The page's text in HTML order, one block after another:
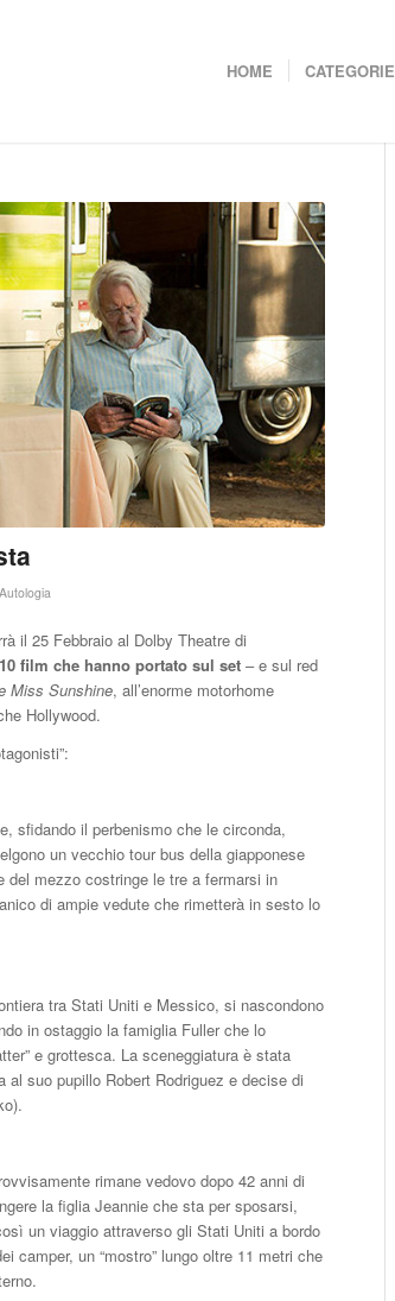
HOME CATEGORIE
Autologia
il 25 Febbraio al Dolby Theatre di
10 film che hanno portato sul set – e sul red
Miss Sunshine, all’enorme motorhome
Hollywood.
sfidando il perbenismo che le circonda,
un vecchio tour bus della giapponese
del mezzo costringe le tre a fermarsi in
di ampie vedute che rimetterà in sesto lo
tra Stati Uniti e Messico, si nascondono
in ostaggio la famiglia Fuller che lo
e grottesca. La sceneggiatura è stata
suo pupillo Robert Rodriguez e decise di
rimane vedovo dopo 42 anni di
la figlia Jeannie che sta per sposarsi,
un viaggio attraverso gli Stati Uniti a bordo
camper, un “mostro” lungo oltre 11 metri che